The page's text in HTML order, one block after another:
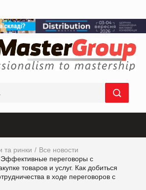
та ринки
Все новости
Эффективные переговоры с
товаров и услуг. Как добиться
в ходе переговоров с